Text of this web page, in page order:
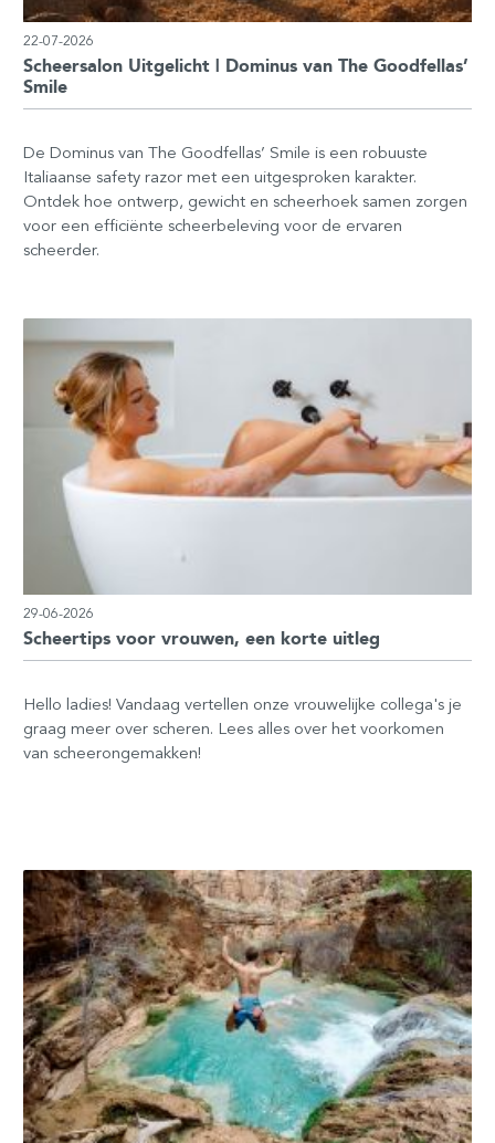
22-07-2026
Scheersalon Uitgelicht | Dominus van The Goodfellas’
Smile
De Dominus van The Goodfellas’ Smile is een robuuste
Italiaanse safety razor met een uitgesproken karakter.
Ontdek hoe ontwerp, gewicht en scheerhoek samen zorgen
voor een efficiënte scheerbeleving voor de ervaren
scheerder.
29-06-2026
Scheertips voor vrouwen, een korte uitleg
Hello ladies! Vandaag vertellen onze vrouwelijke collega's je
graag meer over scheren. Lees alles over het voorkomen
van scheerongemakken!